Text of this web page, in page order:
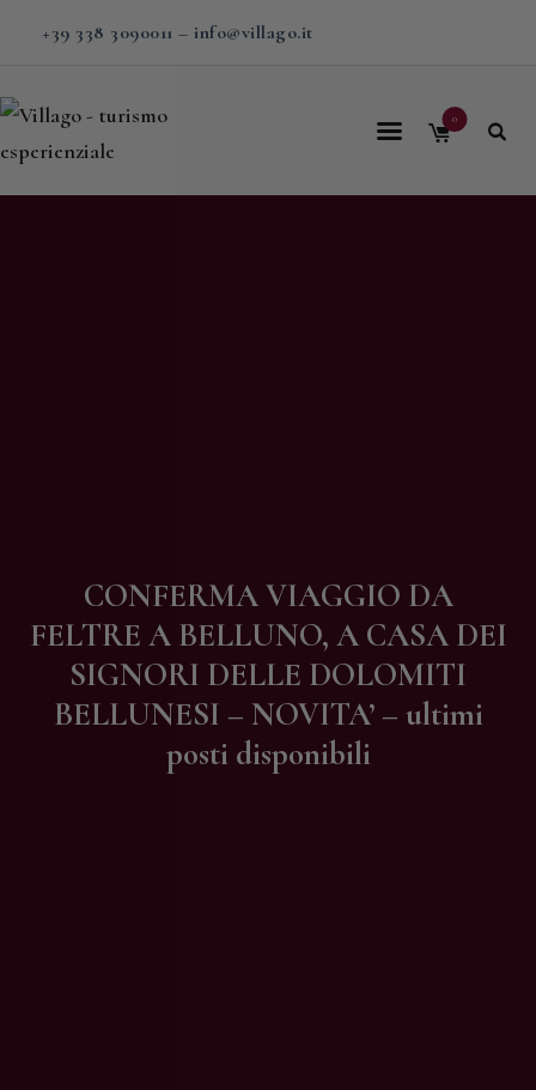
+39 338 3090011 – info@villago.it
0
CONFERMA VIAGGIO DA
FELTRE A BELLUNO, A CASA DEI
SIGNORI DELLE DOLOMITI
BELLUNESI – NOVITA’ – ultimi
posti disponibili
Home